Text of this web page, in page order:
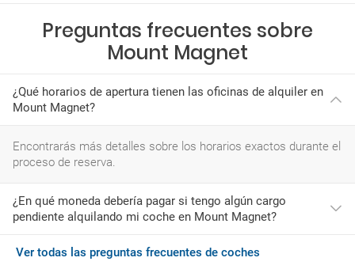
Preguntas frecuentes sobre
Mount Magnet
¿Qué horarios de apertura tienen las oficinas de alquiler en
Mount Magnet?
Encontrarás más detalles sobre los horarios exactos durante el
proceso de reserva.
¿En qué moneda debería pagar si tengo algún cargo
pendiente alquilando mi coche en Mount Magnet?
Si al llegar a Mount Magnet deseas adquirir servicios
Ver todas las preguntas frecuentes de coches